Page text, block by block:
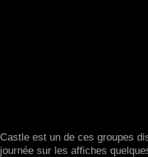
Castle est un de ces groupes
journée sur les affiches